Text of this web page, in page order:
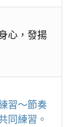
心，發揚
習～節奏
同練習。